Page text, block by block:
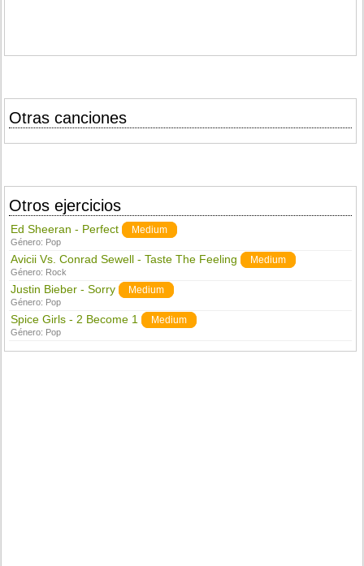
Otras canciones
Otros ejercicios
Ed Sheeran - Perfect Medium
Género: Pop
Avicii Vs. Conrad Sewell - Taste The Feeling Medium
Género: Rock
Justin Bieber - Sorry Medium
Género: Pop
Spice Girls - 2 Become 1 Medium
Género: Pop